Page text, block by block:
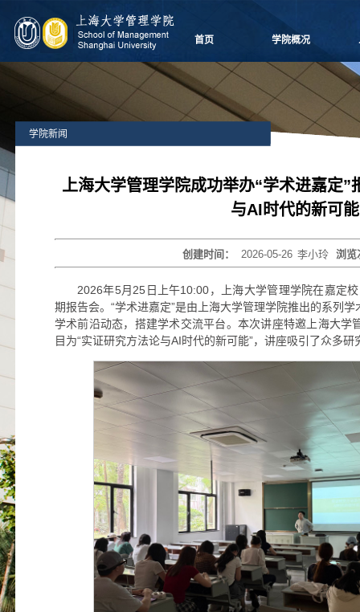
首页 学院概况
学院愿景
院长致辞
学院介绍
党群组织
学系设置
学院制度
学院视频
学院宣传
学院新闻
上海大学管理学院成功举办“学术进嘉定”
与AI时代的新可能
创建时间： 2026-05-26 李小玲 浏览
2026年5月25日上午10:00，上海大学管理学院在嘉定
期报告会。“学术进嘉定”是由上海大学管理学院推出的系列
学术前沿动态，搭建学术交流平台。本次讲座特邀上海大学
目为“实证研究方法论与AI时代的新可能”，讲座吸引了众多研